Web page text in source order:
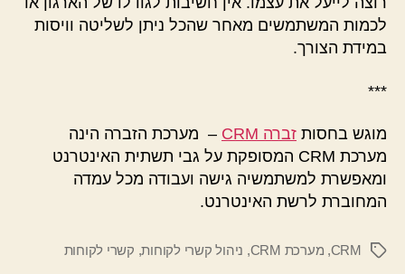
לכמות המשתמשים מאחר שהכל ניתן לשליטה וויסות
במידת הצורך.
***
מוגש בחסות זברה CRM
– מערכת הזברה הינה
מערכת CRM המסופקת על גבי תשתית האינטרנט
ומאפשרת למשתמשיה גישה ועבודה מכל עמדה
המחוברת לרשת האינטרנט.
תגיותCRM
, מערכת CRM , ניהול קשרי לקוחות, קשרי לקוחות